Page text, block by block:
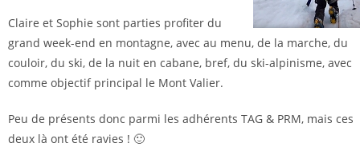
Claire et Sophie sont parties profiter du
grand week-end en montagne, avec au menu, de la marche, du
couloir, du ski, de la nuit en cabane, bref, du ski-alpinisme, avec
comme objectif principal le Mont Valier.
Peu de présents donc parmi les adhérents TAG & PRM, mais ces
deux là ont été ravies ! 🙂